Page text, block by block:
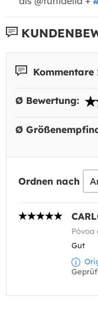
Kommentare
Ø Bewertung:
Ø
Ordnen nach
Póvoa
Gut